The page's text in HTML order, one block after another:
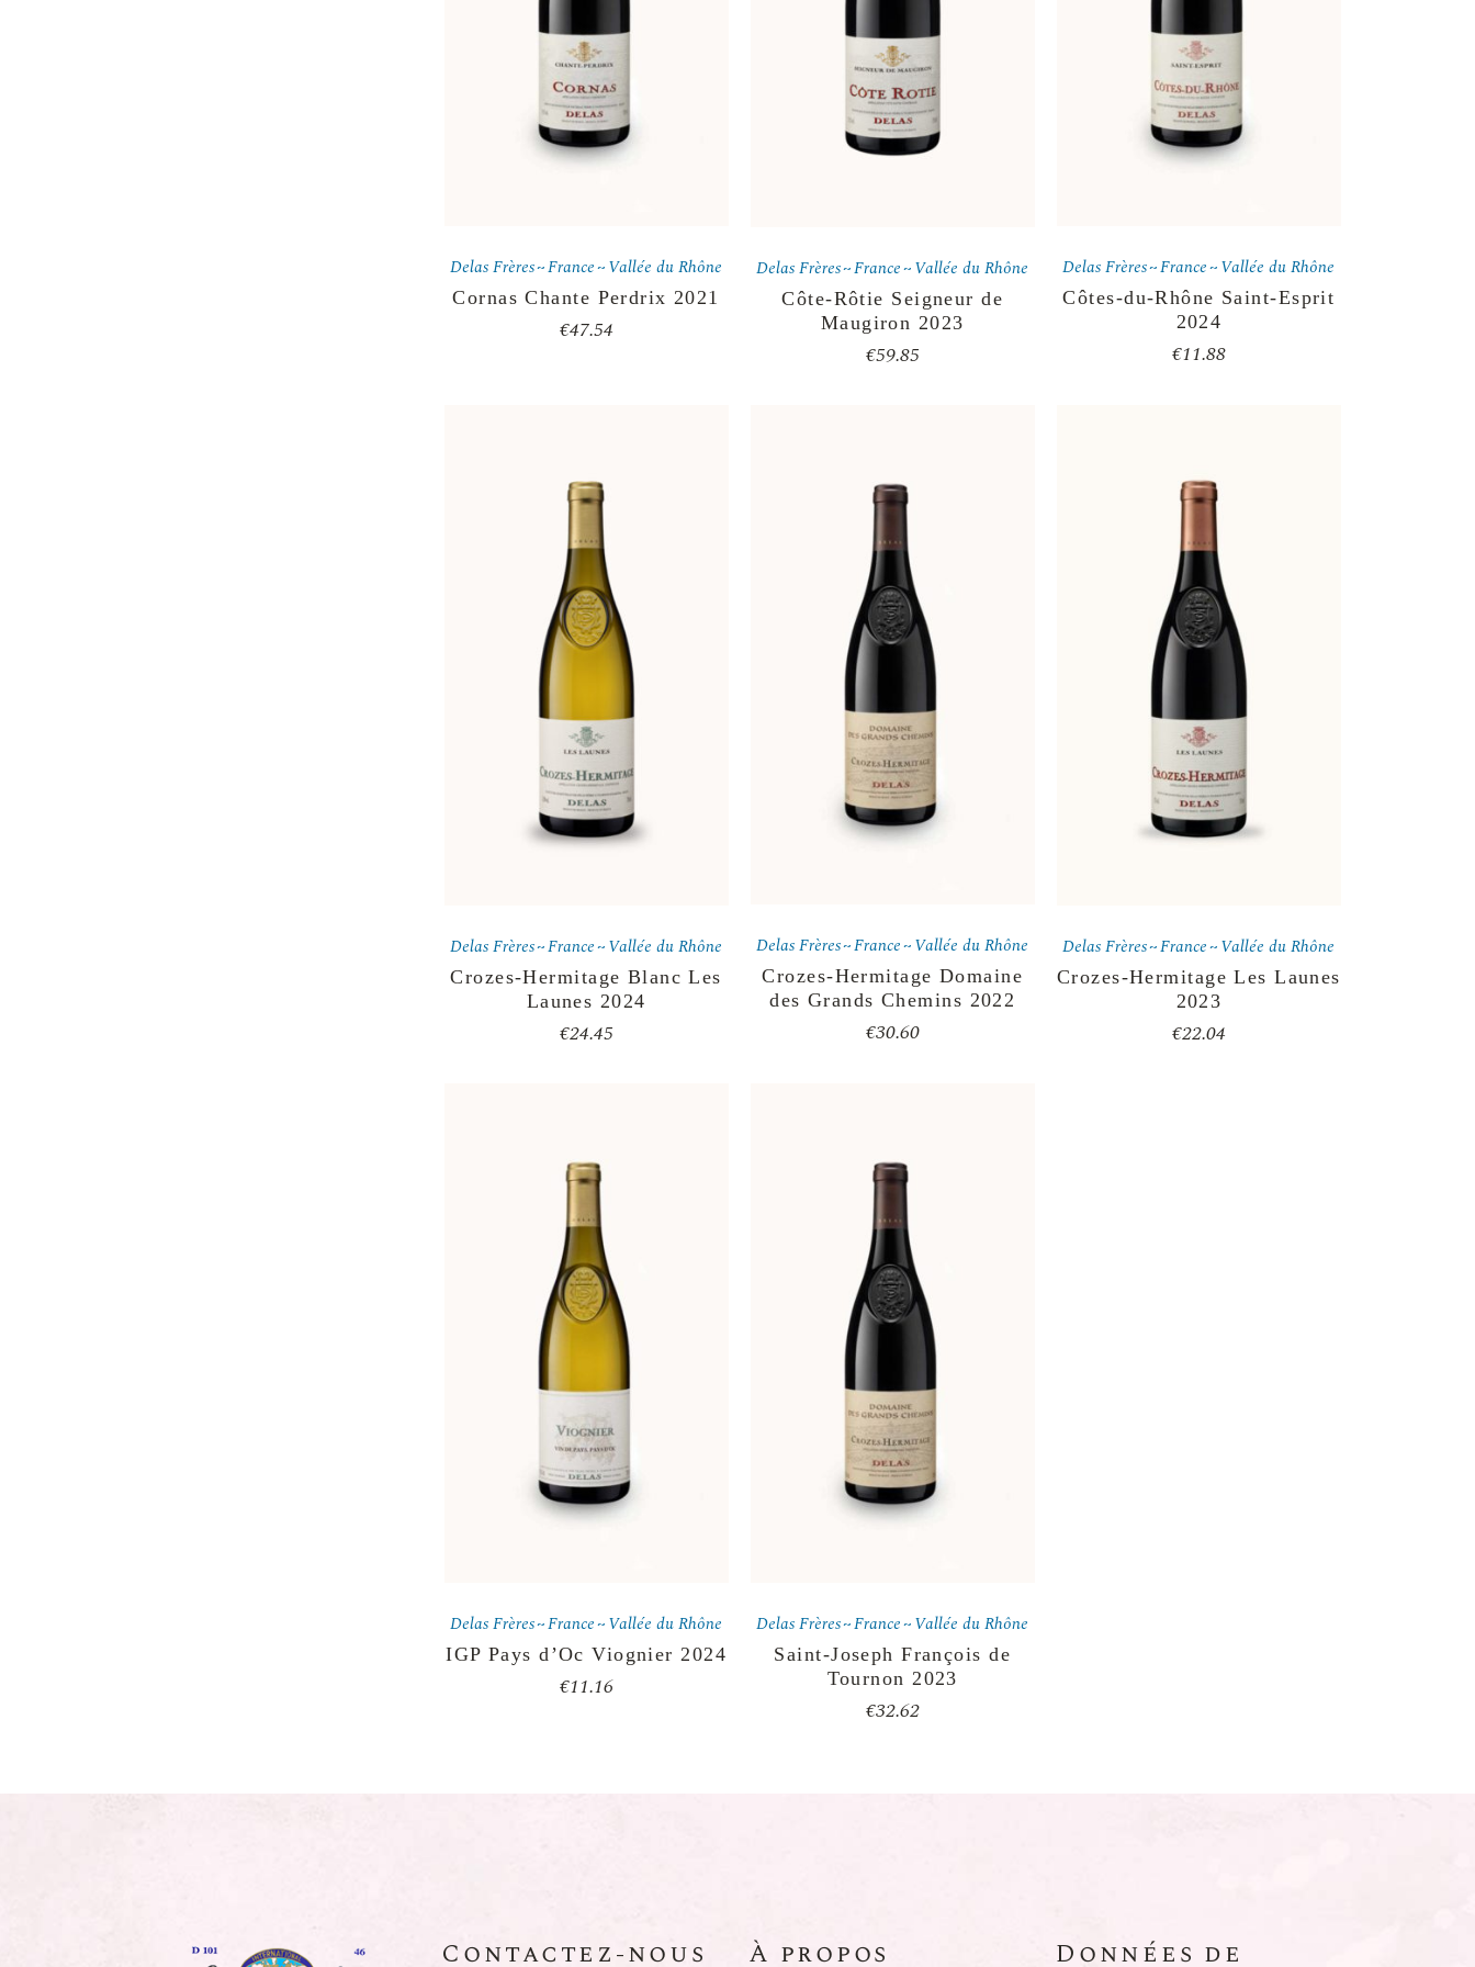
Delas Frères France Vallée du Rhône
Cornas Chante Perdrix 2021
€47.54
Delas Frères France Vallée du Rhône
Côte-Rôtie Seigneur de
Maugiron 2023
€59.85
Delas Frères France Vallée du Rhône
Côtes-du-Rhône Saint-Esprit
2024
€11.88
Delas Frères France Vallée du Rhône
Crozes-Hermitage Blanc Les
Launes 2024
€24.45
Delas Frères France Vallée du Rhône
Crozes-Hermitage Domaine
des Grands Chemins 2022
€30.60
Delas Frères France Vallée du Rhône
Crozes-Hermitage Les Launes
2023
€22.04
Delas Frères France Vallée du Rhône
IGP Pays d’Oc Viognier 2024
€11.16
Delas Frères France Vallée du Rhône
Saint-Joseph François de
Tournon 2023
€32.62
Contactez-nous À propos
Données de